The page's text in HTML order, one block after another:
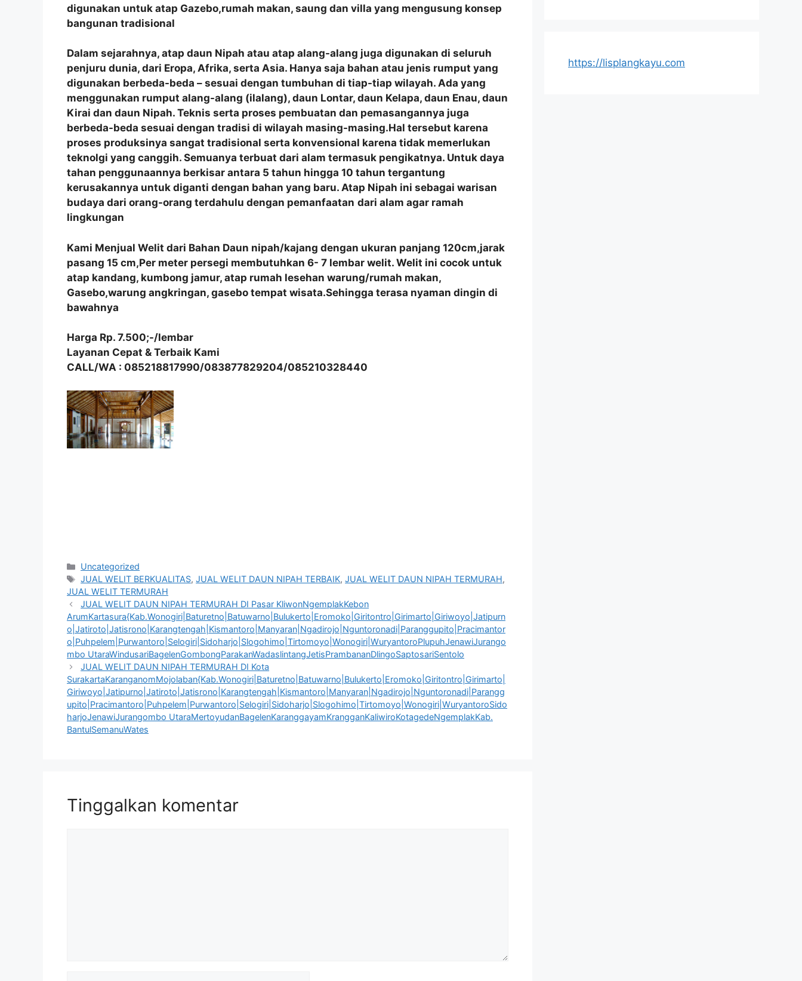
digunakan untuk atap Gazebo,rumah makan, saung dan villa yang mengusung konsep
bangunan tradisional
Dalam sejarahnya, atap daun Nipah atau atap alang-alang juga digunakan di seluruh
penjuru dunia, dari Eropa, Afrika, serta Asia. Hanya saja bahan atau jenis rumput yang
digunakan berbeda-beda – sesuai dengan tumbuhan di tiap-tiap wilayah. Ada yang
menggunakan rumput alang-alang (ilalang), daun Lontar, daun Kelapa, daun Enau, daun
Kirai dan daun Nipah. Teknis serta proses pembuatan dan pemasangannya juga
berbeda-beda sesuai dengan tradisi di wilayah masing-masing.Hal tersebut karena
proses produksinya sangat tradisional serta konvensional karena tidak memerlukan
teknolgi yang canggih. Semuanya terbuat dari alam termasuk pengikatnya. Untuk daya
tahan penggunaannya berkisar antara 5 tahun hingga 10 tahun tergantung
kerusakannya untuk diganti dengan bahan yang baru. Atap Nipah ini sebagai warisan
budaya dari orang-orang terdahulu dengan pemanfaatan dari alam agar ramah
lingkungan
Kami Menjual Welit dari Bahan Daun nipah/kajang dengan ukuran panjang 120cm,jarak
pasang 15 cm,Per meter persegi membutuhkan 6- 7 lembar welit. Welit ini cocok untuk
atap kandang, kumbong jamur, atap rumah lesehan warung/rumah makan,
Gasebo,warung angkringan, gasebo tempat wisata.Sehingga terasa nyaman dingin di
bawahnya
Harga Rp. 7.500;-/lembar
Layanan Cepat & Terbaik Kami
CALL/WA : 085218817990/083877829204/085210328440
Kategori
Uncategorized
Tag
JUAL WELIT BERKUALITAS,JUAL WELIT DAUN NIPAH TERBAIK,JUAL WELIT DAUN NIPAH TERMURAH,
JUAL WELIT TERMURAH
JUAL WELIT DAUN NIPAH TERMURAH DI Pasar KliwonNgemplakKebon
ArumKartasura{Kab.Wonogiri|Baturetno|Batuwarno|Bulukerto|Eromoko|Giritontro|Girimarto|Giriwoyo|Jatipurn
o|Jatiroto|Jatisrono|Karangtengah|Kismantoro|Manyaran|Ngadirojo|Nguntoronadi|Paranggupito|Pracimantor
o|Puhpelem|Purwantoro|Selogiri|Sidoharjo|Slogohimo|Tirtomoyo|Wonogiri|WuryantoroPlupuhJenawiJurango
mbo UtaraWindusariBagelenGombongParakanWadaslintangJetisPrambananDlingoSaptosariSentolo
JUAL WELIT DAUN NIPAH TERMURAH DI Kota
SurakartaKaranganomMojolaban{Kab.Wonogiri|Baturetno|Batuwarno|Bulukerto|Eromoko|Giritontro|Girimarto|
Giriwoyo|Jatipurno|Jatiroto|Jatisrono|Karangtengah|Kismantoro|Manyaran|Ngadirojo|Nguntoronadi|Parangg
upito|Pracimantoro|Puhpelem|Purwantoro|Selogiri|Sidoharjo|Slogohimo|Tirtomoyo|Wonogiri|WuryantoroSido
harjoJenawiJurangombo UtaraMertoyudanBagelenKaranggayamKrangganKaliwiroKotagedeNgemplakKab.
BantulSemanuWates
Tinggalkan komentar
https://lisplangkayu.com